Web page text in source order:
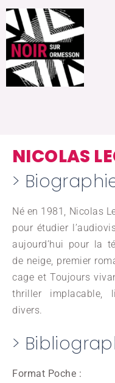
NICOLAS
>
Né en 1981, Nicolas
pour étudier
aujourd’hui pour la
de neige, premier
cage et Toujours
thriller implacable,
divers.
>
Format Poche :